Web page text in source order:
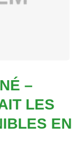
–
LES
EN